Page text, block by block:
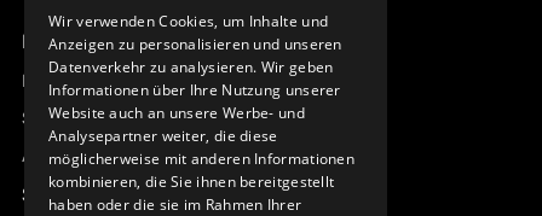
Produktübersicht
Remotus
Sesam
Access_Ctrl
Support
DEUTSCH
Wir verwenden Cookies, um Inhalte und
Anzeigen zu personalisieren und unseren
Datenverkehr zu analysieren. Wir geben
Informationen über Ihre Nutzung unserer
Website auch an unsere Werbe- und
Analysepartner weiter, die diese
möglicherweise mit anderen Informationen
kombinieren, die Sie ihnen bereitgestellt
haben oder die sie im Rahmen Ihrer